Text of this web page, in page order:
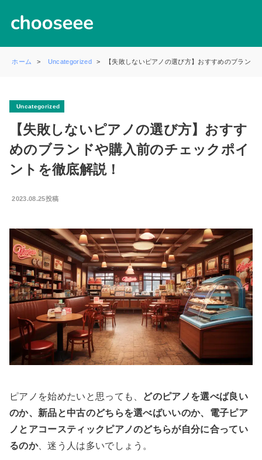
ホーム Uncategorized 【失敗しないピアノの選び方】おすすめのブラン
Uncategorized
【失敗しないピアノの選び方】おすす
めのブランドや購入前のチェックポイ
ントを徹底解説！
2023.08.25投稿
ピアノを始めたいと思っても、 どのピアノを選べば良い
のか、新品と中古のどちらを選べばいいのか、電子ピア
ノとアコースティックピアノのどちらが自分に合ってい
るのか、迷う人は多いでしょう。